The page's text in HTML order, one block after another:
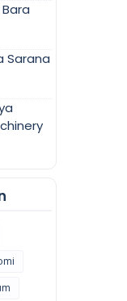
Sarana